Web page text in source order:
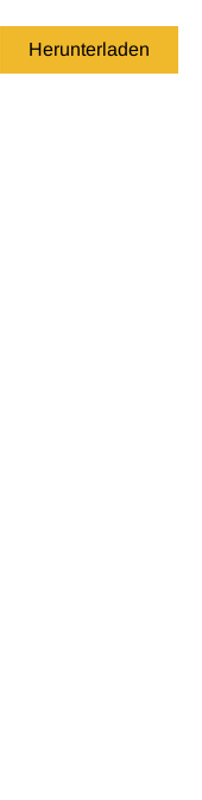
Herunterladen